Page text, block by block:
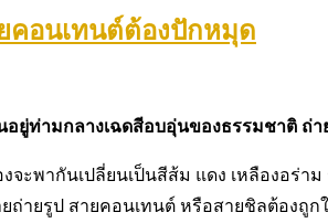
คอนเทนต์ต้องปักหมุด
ยู่ท่ามกลางเฉดสีอบอุ่นของธรรมชาติ ถ่
ะพากันเปลี่ยนเป็นสีส้ม แดง เหลืองอร่า
ายรูป สายคอนเทนต์ หรือสายชิลต้องถู